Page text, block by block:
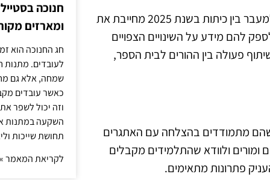
תהליך המעבר אינו נוגע רק לתלמידים, אלא גם להורים. הכנה למעבר בין כיתות בשנת 2025 מחייבת את
להם מידע על השינויים הצפויים
פעולה בין ההורים לבית הספר,
מתמודדים בהצלחה עם האתגרים
ומורים ולוודא שהתלמידים מקבלים
פתרונות מתאימים.
חנוכה
ומארזים
חג החנוכה הוא
לעובדים. מתנות
שמחה, אלא גם
כאשר עובדים
וזה יכול לשפר
השקעה במתנות
תחושת שייכות
לקריאת המאמר »